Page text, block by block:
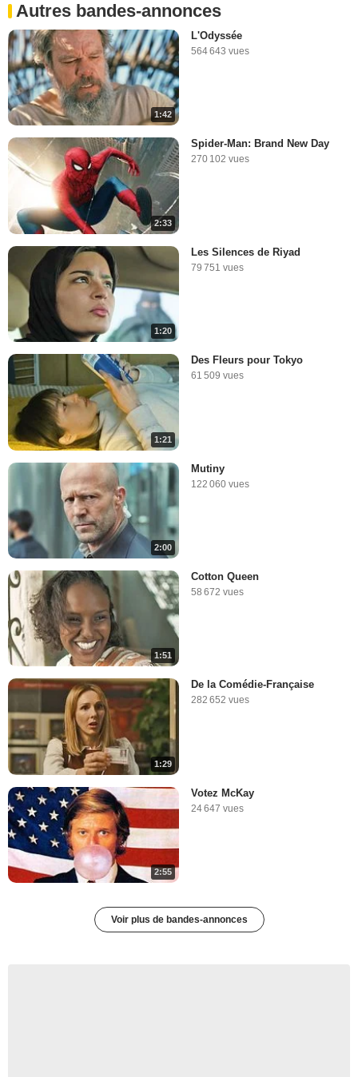
Autres bandes-annonces
1:42
L'Odyssée
564 643 vues
2:33
Spider-Man: Brand New Day
270 102 vues
1:20
Les Silences de Riyad
79 751 vues
1:21
Des Fleurs pour Tokyo
61 509 vues
2:00
Mutiny
122 060 vues
1:51
Cotton Queen
58 672 vues
1:29
De la Comédie-Française
282 652 vues
2:55
Votez McKay
24 647 vues
Voir plus de bandes-annonces